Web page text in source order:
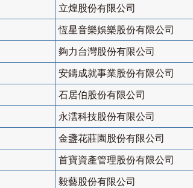
立煌股份有限公司
恆星音樂娛樂股份有限公司
夠力台灣股份有限公司
安鑄成就事業股份有限公司
石居伯股份有限公司
永澐科技股份有限公司
金盞花莊園股份有限公司
首寶資產管理股份有限公司
毅藝股份有限公司